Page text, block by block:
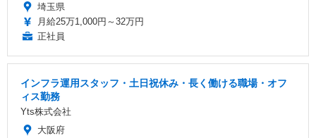
埼玉県
月給25万1,000円～32万円
正社員
インフラ運用スタッフ・土日祝休み・長く働ける職場・オフ
ィス勤務
Yts株式会社
大阪府